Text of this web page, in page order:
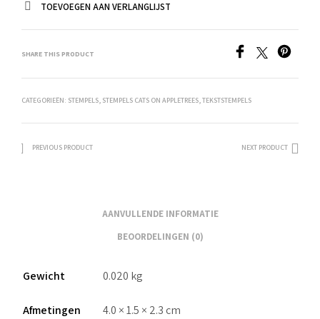
TOEVOEGEN AAN VERLANGLIJST
SHARE THIS PRODUCT
CATEGORIEËN: STEMPELS, STEMPELS CATS ON APPLETREES,TEKSTSTEMPELS
PREVIOUS PRODUCT NEXT PRODUCT
AANVULLENDE INFORMATIE
BEOORDELINGEN (0)
Gewicht 0.020 kg
Afmetingen 4.0 × 1.5 × 2.3 cm